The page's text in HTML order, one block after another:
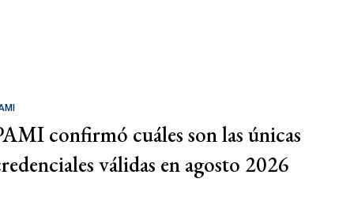
confirmó cuáles son las únicas
válidas en agosto 2026